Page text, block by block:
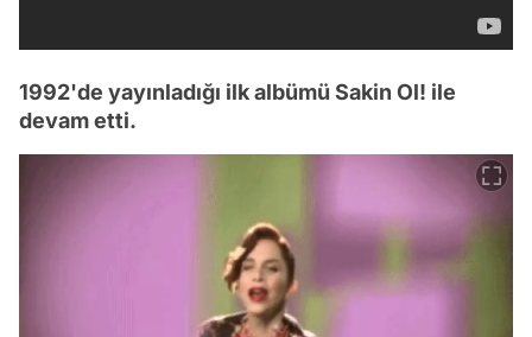
1992'de yayınladığı ilk albümü Sakin Ol! ile
devam etti.